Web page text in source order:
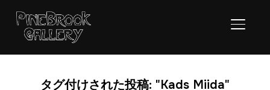
サイド
タグ付けされた投稿: "Kads Miida"